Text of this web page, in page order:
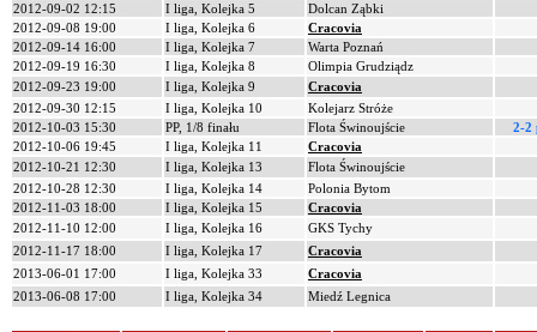
2012-09-02 12:15
I liga, Kolejka 5
Dolcan Ząbki
2012-09-08 19:00
I liga, Kolejka 6
Cracovia
2012-09-14 16:00
I liga, Kolejka 7
Warta Poznań
2012-09-19 16:30
I liga, Kolejka 8
Olimpia Grudziądz
2012-09-23 19:00
I liga, Kolejka 9
Cracovia
2012-09-30 12:15
I liga, Kolejka 10
Kolejarz Stróże
2012-10-03 15:30
PP, 1/8 finału Flota Świnoujście
2-2
2012-10-06 19:45
I liga, Kolejka 11
Cracovia
2012-10-21 12:30
I liga, Kolejka 13
Flota Świnoujście
2012-10-28 12:30
I liga, Kolejka 14
Polonia Bytom
2012-11-03 18:00
I liga, Kolejka 15
Cracovia
2012-11-10 12:00
I liga, Kolejka 16
GKS Tychy
2012-11-17 18:00
I liga, Kolejka 17
Cracovia
2013-06-01 17:00
I liga, Kolejka 33
Cracovia
2013-06-08 17:00
I liga, Kolejka 34 Miedź Legnica